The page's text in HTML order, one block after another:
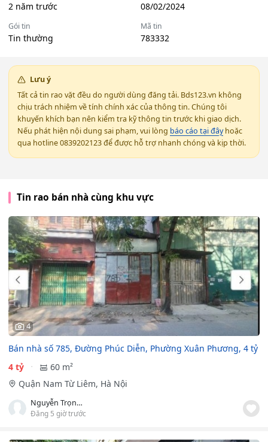
2 năm trước 08/02/2024
Gói tin
Tin thường
Mã tin
783332
Lưu ý
Tất cả tin rao vặt đều do người dùng đăng tải. Bds123.vn không
chịu trách nhiệm về tính chính xác của thông tin. Chúng tôi
khuyến khích bạn nên kiểm tra kỹ thông tin trước khi giao dịch.
Nếu phát hiện nội dung sai phạm, vui lòng báo cáo tại đâyhoặc
qua hotline 0839202123 để được hỗ trợ nhanh chóng và kịp thời.
Tin rao bán nhà cùng khu vực
4
Bán nhà số 785, Đường Phúc Diễn, Phường Xuân Phương, 4 tỷ
4 tỷ
60 m²
Quận Nam Từ Liêm, Hà Nội
Nguyễn Trọng Tuấn
Đăng 5 giờ trước